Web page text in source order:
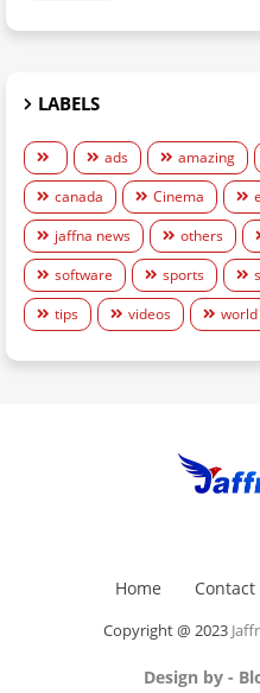
LABELS
ads amazing
canada
Cinema
jaffna news
others
software
sports
tips
videos world
Home Contact
Copyright @ 2023
Design by -